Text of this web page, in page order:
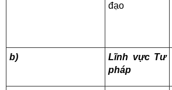
đạo
b)
Lĩnh vực Tư
pháp